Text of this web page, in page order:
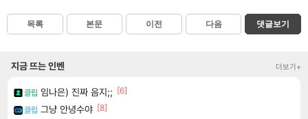
목록 본문 이전 다음 댓글보기
지금 뜨는 인벤 더보기+
클립 임나은) 진짜 음지;; [6]
클립 그냥 안녕수야 [8]